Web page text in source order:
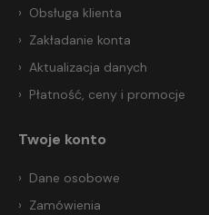
Obsługa klienta
Zakładanie konta
Aktualizacja danych
Płatność, ceny i promocje
Twoje konto
Dane osobowe
Zamówienia